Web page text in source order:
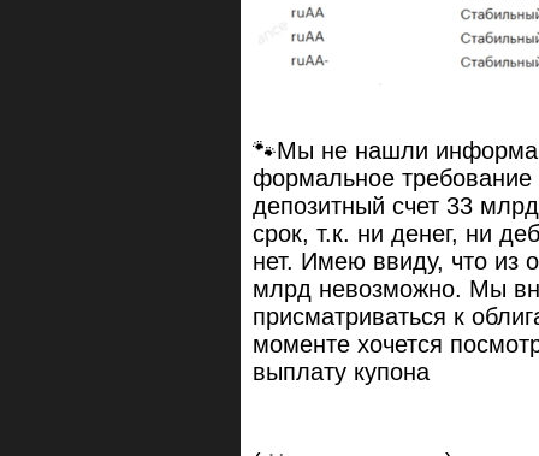
🐾Мы не нашли
формальное требование
депозитный счет 33
срок, т.к. ни денег, ни
нет. Имею ввиду, что из
млрд невозможно. Мы
присматриваться к
моменте хочется
выплату купона